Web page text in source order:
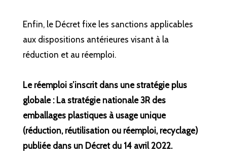
Enfin, le Décret fixe les sanctions applicables
aux dispositions antérieures visant à la
réduction et au réemploi.
Le réemploi s’inscrit dans une stratégie plus
globale : La stratégie nationale 3R des
emballages plastiques à usage unique
(réduction, réutilisation ou réemploi, recyclage)
publiée dans un Décret du 14 avril 2022.